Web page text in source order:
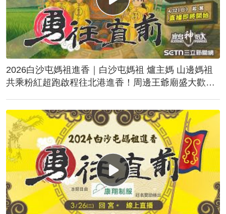
2026白沙屯媽祖進香｜白沙屯媽祖 爐主媽 山邊媽祖
共乘粉紅超跑啟程往北港進香！周邊王爺廟盛大歡